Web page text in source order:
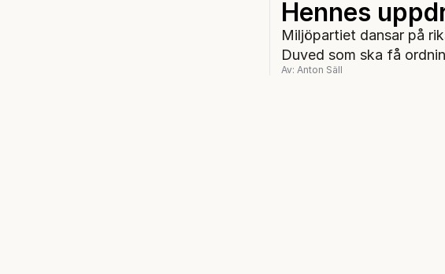
Hennes
Miljöpartiet dansar på
Duved som ska få
Av: Anton Säll